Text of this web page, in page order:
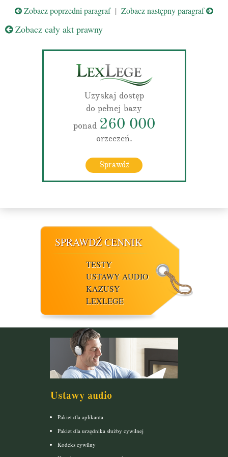
Zobacz poprzedni paragraf| Zobacz następny paragraf
Zobacz cały akt prawny
Uzyskaj dostęp
do pełnej bazy
ponad 260 000
orzeczeń.
Sprawdź
SPRAWDŹ CENNIK
TESTY
USTAWY AUDIO
KAZUSY
LEXLEGE
Ustawy audio
Pakiet dla aplikanta
Pakiet dla urzędnika służby cywilnej
Kodeks cywilny